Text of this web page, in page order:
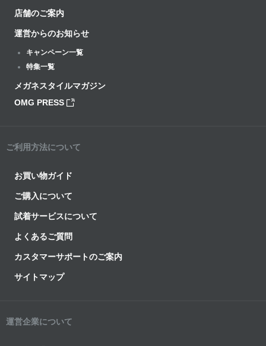
店舗のご案内
運営からのお知らせ
キャンペーン一覧
特集一覧
メガネスタイルマガジン
OMG PRESS
ご利用方法について
お買い物ガイド
ご購入について
試着サービスについて
よくあるご質問
カスタマーサポートのご案内
サイトマップ
運営企業について